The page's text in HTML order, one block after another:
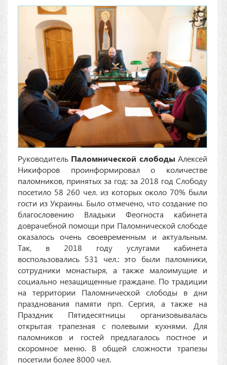
Руководитель Паломнической слободы Алексей
Никифоров проинформировал о количестве
паломников, принятых за год: за 2018 год Слободу
посетило 58 260 чел. из которых около 70% были
гости из Украины. Было отмечено, что создание по
благословению Владыки Феогноста кабинета
доврачебной помощи при Паломнической слободе
оказалось очень своевременным и актуальным.
Так, в 2018 году услугами кабинета
воспользовались 531 чел.: это были паломники,
сотрудники монастыря, а также малоимущие и
социально незащищенные граждане. По традиции
на территории Паломнической слободы в дни
празднования памяти прп. Сергия, а также на
Праздник Пятидесятницы организовывалась
открытая трапезная с полевыми кухнями. Для
паломников и гостей предлагалось постное и
скоромное меню. В общей сложности трапезы
посетили более 8000 чел.